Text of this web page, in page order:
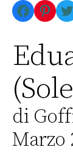
di
Marzo